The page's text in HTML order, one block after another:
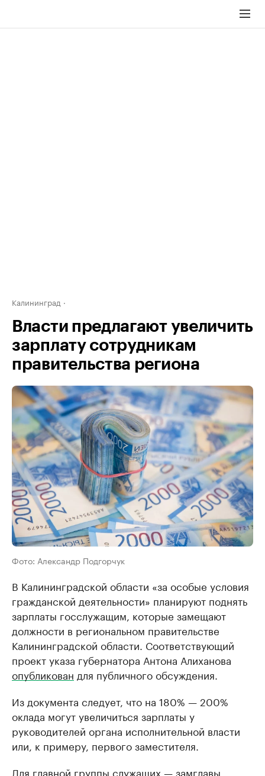
Калининград
Власти предлагают увеличить
зарплату сотрудникам
правительства региона
Фото: Александр Подгорчук
В Калининградской области «за особые условия
гражданской деятельности» планируют поднять
зарплаты госслужащим, которые замещают
должности в региональном правительстве
Калининградской области. Соответствующий
проект указа губернатора Антона Алиханова
опубликован для публичного обсуждения.
Из документа следует, что на 180% — 200%
оклада могут увеличиться зарплаты у
руководителей органа исполнительной власти
или, к примеру, первого заместителя.
Для главной группы служащих — замглавы